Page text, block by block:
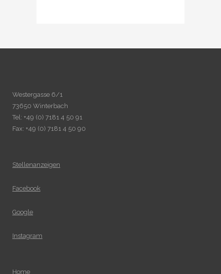
Westergasse 6/1
73650 Winterbach
Tel: +49 (0) 7181 4 50 91
Fax: +49 (0) 7181 4 50 90
Stellenanzeigen
Facebook
Google
Instagram
Home